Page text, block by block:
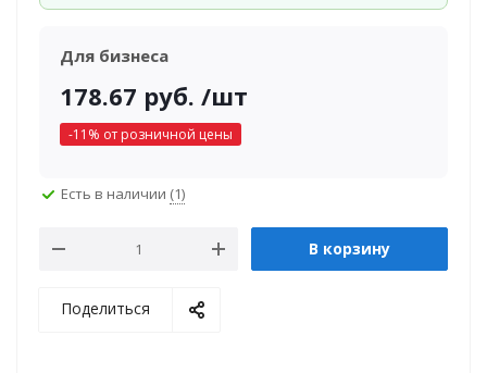
Для бизнеса
178.67 руб. /шт
-11 % от розничной цены
Есть в наличии (1)
В корзину
Поделиться